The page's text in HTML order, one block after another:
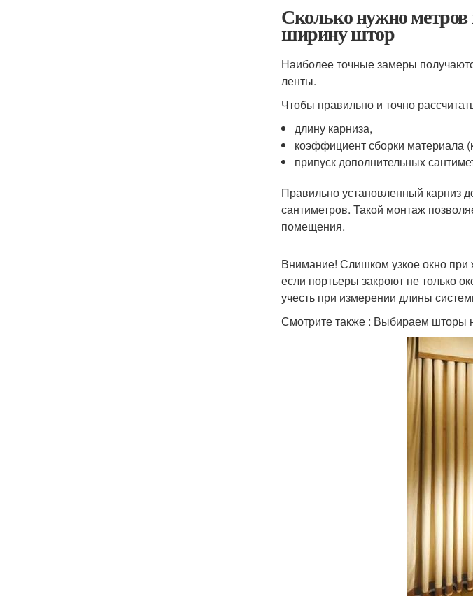
Сколько нужно
ширину штор
Наиболее точные замеры
ленты.
Чтобы правильно и точно
длину карниза,
коэффициент сборки материала
припуск дополнительных
Правильно установленный карниз
сантиметров. Такой монтаж
помещения.
Внимание! Слишком узкое окно
если портьеры закроют не только
учесть при измерении длины
Смотрите также : Выбираем шторы